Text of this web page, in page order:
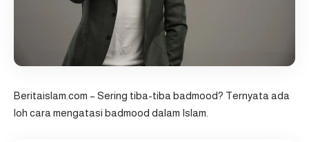
Beritaislam.com – Sering tiba-tiba badmood? Ternyata ada
loh cara mengatasi badmood dalam Islam.